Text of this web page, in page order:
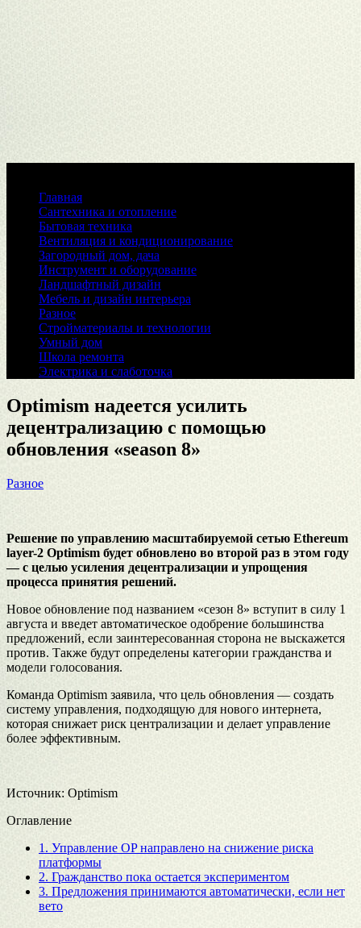
Главная
Сантехника и отопление
Бытовая техника
Вентиляция и кондиционирование
Загородный дом, дача
Инструмент и оборудование
Ландшафтный дизайн
Мебель и дизайн интерьера
Разное
Стройматериалы и технологии
Умный дом
Школа ремонта
Электрика и слаботочка
Optimism надеется усилить
децентрализацию с помощью
обновления «season 8»
Разное
Решение по управлению масштабируемой сетью Ethereum
layer-2 Optimism будет обновлено во второй раз в этом году
— с целью усиления децентрализации и упрощения
процесса принятия решений.
Новое обновление под названием «сезон 8» вступит в силу 1
августа и введет автоматическое одобрение большинства
предложений, если заинтересованная сторона не выскажется
против. Также будут определены категории гражданства и
модели голосования.
Команда Optimism заявила, что цель обновления — создать
систему управления, подходящую для нового интернета,
которая снижает риск централизации и делает управление
более эффективным.
Источник: Optimism
Оглавление
1. Управление OP направлено на снижение риска
платформы
2. Гражданство пока остается экспериментом
3. Предложения принимаются автоматически, если нет
вето